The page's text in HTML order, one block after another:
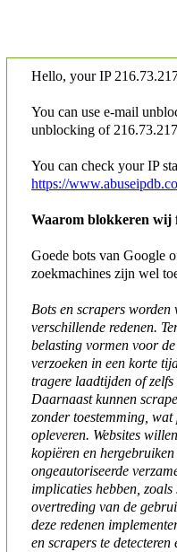
Hello, your IP
You can use e-mail
unblocking of
You can check your IP
https://
Waarom blokkeren wij
Goede bots van Google
zoekmachines zijn wel
Bots en scrapers worden
verschillende redenen.
belasting vormen voor
verzoeken in een korte
tragere laadtijden of
Daarnaast kunnen
zonder toestemming,
opleveren. Websites
kopiëren en
ongeautoriseerde
implicaties hebben,
overtreding van de
deze redenen
en scrapers te detecteren